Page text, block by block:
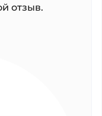
отзыв.